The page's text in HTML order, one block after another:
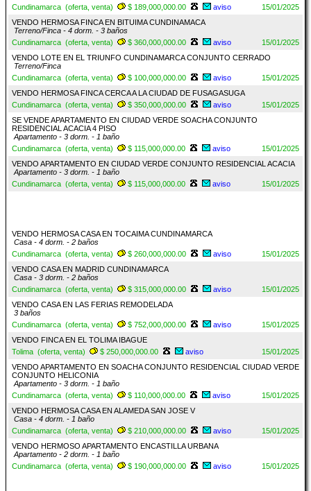
Cundinamarca (oferta, venta)
$ 189,000,000.00 aviso
15/01/2025
VENDO HERMOSA FINCA EN BITUIMA CUNDINAMACA
Terreno/Finca - 4 dorm. - 3 baños
Cundinamarca (oferta, venta)
$ 360,000,000.00 aviso
15/01/2025
VENDO LOTE EN EL TRIUNFO CUNDINAMARCA CONJUNTO CERRADO
Terreno/Finca
Cundinamarca (oferta, venta)
$ 100,000,000.00 aviso
15/01/2025
VENDO HERMOSA FINCA CERCA A LA CIUDAD DE FUSAGASUGA
Cundinamarca (oferta, venta)
$ 350,000,000.00 aviso
15/01/2025
SE VENDE APARTAMENTO EN CIUDAD VERDE SOACHA CONJUNTO
RESIDENCIAL ACACIA 4 PISO
Apartamento - 3 dorm. - 1 baño
Cundinamarca (oferta, venta)
$ 115,000,000.00 aviso
15/01/2025
VENDO APARTAMENTO EN CIUDAD VERDE CONJUNTO RESIDENCIAL ACACIA
Apartamento - 3 dorm. - 1 baño
Cundinamarca (oferta, venta)
$ 115,000,000.00 aviso 15/01/2025
VENDO HERMOSA CASA EN TOCAIMA CUNDINAMARCA
Casa - 4 dorm. - 2 baños
Cundinamarca (oferta, venta)
$ 260,000,000.00 aviso
15/01/2025
VENDO CASA EN MADRID CUNDINAMARCA
Casa - 3 dorm. - 2 baños
Cundinamarca (oferta, venta)
$ 315,000,000.00 aviso
15/01/2025
VENDO CASA EN LAS FERIAS REMODELADA
3 baños
Cundinamarca (oferta, venta)
$ 752,000,000.00 aviso
15/01/2025
VENDO FINCA EN EL TOLIMA IBAGUE
Tolima (oferta, venta)
$ 250,000,000.00 aviso
15/01/2025
VENDO APARTAMENTO EN SOACHA CONJUNTO RESIDENCIAL CIUDAD VERDE
CONJUNTO HELICONIA
Apartamento - 3 dorm. - 1 baño
Cundinamarca (oferta, venta)
$ 110,000,000.00 aviso
15/01/2025
VENDO HERMOSA CASA EN ALAMEDA SAN JOSE V
Casa - 4 dorm. - 1 baño
Cundinamarca (oferta, venta)
$ 210,000,000.00 aviso
15/01/2025
VENDO HERMOSO APARTAMENTO ENCASTILLA URBANA
Apartamento - 2 dorm. - 1 baño
Cundinamarca (oferta, venta)
$ 190,000,000.00 aviso 15/01/2025